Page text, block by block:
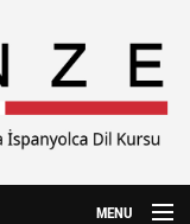
MENU